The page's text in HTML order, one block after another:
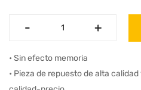
- +
- +
• Sin efecto memoria
• Pieza de repuesto de alta